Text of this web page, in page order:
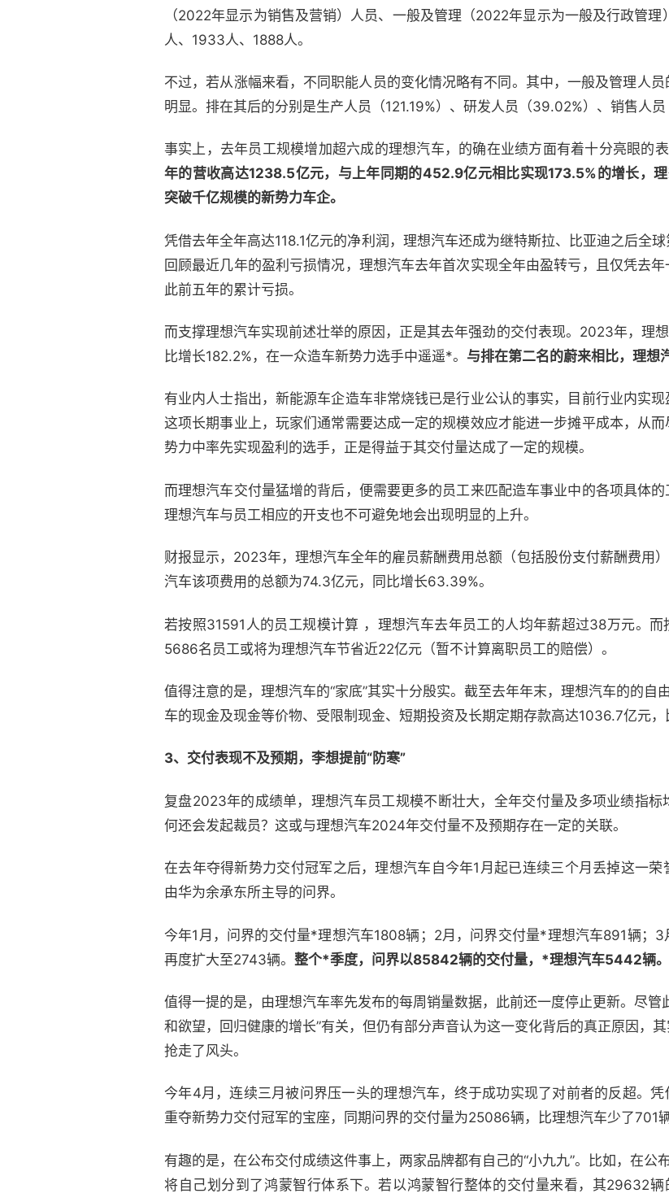
（2022年显示为销售及营销）人员、一般及管理（2022年显示为一般及行政管
人、1933人、1888人。
不过，若从涨幅来看，不同职能人员的变化情况略有不同。其中，一般及管理人
明显。排在其后的分别是生产人员（121.19%）、研发人员（39.02%）、销售人员
事实上，去年员工规模增加超六成的理想汽车，的确在业绩方面有着十分亮眼的表
年的营收高达1238.5亿元，与上年同期的452.9亿元相比实现173.5%的增长，
突破千亿规模的新势力车企。
凭借去年全年高达118.1亿元的净利润，理想汽车还成为继特斯拉、比亚迪之后全
回顾最近几年的盈利亏损情况，理想汽车去年首次实现全年由盈转亏，且仅凭去
此前五年的累计亏损。
而支撑理想汽车实现前述壮举的原因，正是其去年强劲的交付表现。2023年，理
比增长182.2%，在一众造车新势力选手中遥遥*。 与排在第二名的蔚来相比，理想
有业内人士指出，新能源车企造车非常烧钱已是行业公认的事实，目前行业内实
这项长期事业上，玩家们通常需要达成一定的规模效应才能进一步摊平成本，从
势力中率先实现盈利的选手，正是得益于其交付量达成了一定的规模。
而理想汽车交付量猛增的背后，便需要更多的员工来匹配造车事业中的各项具体的
理想汽车与员工相应的开支也不可避免地会出现明显的上升。
财报显示，2023年，理想汽车全年的雇员薪酬费用总额（包括股份支付薪酬费用
汽车该项费用的总额为74.3亿元，同比增长63.39%。
若按照31591人的员工规模计算 ，理想汽车去年员工的人均年薪超过38万元。而
5686名员工或将为理想汽车节省近22亿元（暂不计算离职员工的赔偿）。
值得注意的是，理想汽车的“家底”其实十分殷实。截至去年年末，理想汽车的的自
车的现金及现金等价物、受限制现金、短期投资及长期定期存款高达1036.7亿元，
3、交付表现不及预期，李想提前“防寒”
复盘2023年的成绩单，理想汽车员工规模不断壮大，全年交付量及多项业绩指
何还会发起裁员？这或与理想汽车2024年交付量不及预期存在一定的关联。
在去年夺得新势力交付冠军之后，理想汽车自今年1月起已连续三个月丢掉这一
由华为余承东所主导的问界。
今年1月，问界的交付量*理想汽车1808辆；2月，问界交付量*理想汽车891辆；
再度扩大至2743辆。 整个*季度，问界以85842辆的交付量，*理想汽车5442辆。
值得一提的是，由理想汽车率先发布的每周销量数据，此前还一度停止更新。尽管
和欲望，回归健康的增长”有关，但仍有部分声音认为这一变化背后的真正原因，
抢走了风头。
今年4月，连续三月被问界压一头的理想汽车，终于成功实现了对前者的反超。
重夺新势力交付冠军的宝座，同期问界的交付量为25086辆，比理想汽车少了701辆
有趣的是，在公布交付成绩这件事上，两家品牌都有自己的“小九九”。比如，在公
将自己划分到了鸿蒙智行体系下。若以鸿蒙智行整体的交付量来看，其29632